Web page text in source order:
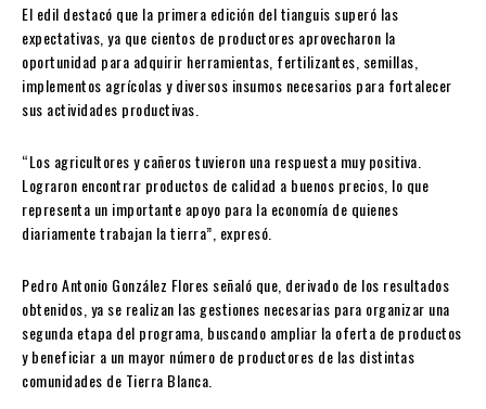
El edil destacó que la primera edición del tianguis superó las
expectativas, ya que cientos de productores aprovecharon la
oportunidad para adquirir herramientas, fertilizantes, semillas,
implementos agrícolas y diversos insumos necesarios para fortalecer
sus actividades productivas.
“Los agricultores y cañeros tuvieron una respuesta muy positiva.
Lograron encontrar productos de calidad a buenos precios, lo que
representa un importante apoyo para la economía de quienes
diariamente trabajan la tierra”, expresó.
Pedro Antonio González Flores señaló que, derivado de los resultados
obtenidos, ya se realizan las gestiones necesarias para organizar una
segunda etapa del programa, buscando ampliar la oferta de productos
y beneficiar a un mayor número de productores de las distintas
comunidades de Tierra Blanca.